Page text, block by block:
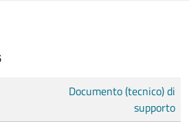
Documento (tecnico) di
supporto